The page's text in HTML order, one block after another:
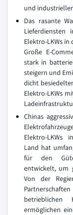
und
Das rasante
Lieferdiensten
Elektro-LKWs in
Große E-
stark in
steigern und
dicht
Elektro-LKWs
Chinas
Elektro-LKWs
Land hat
für den
entwickelt, um
Von der
betrieblichen
ermöglichen